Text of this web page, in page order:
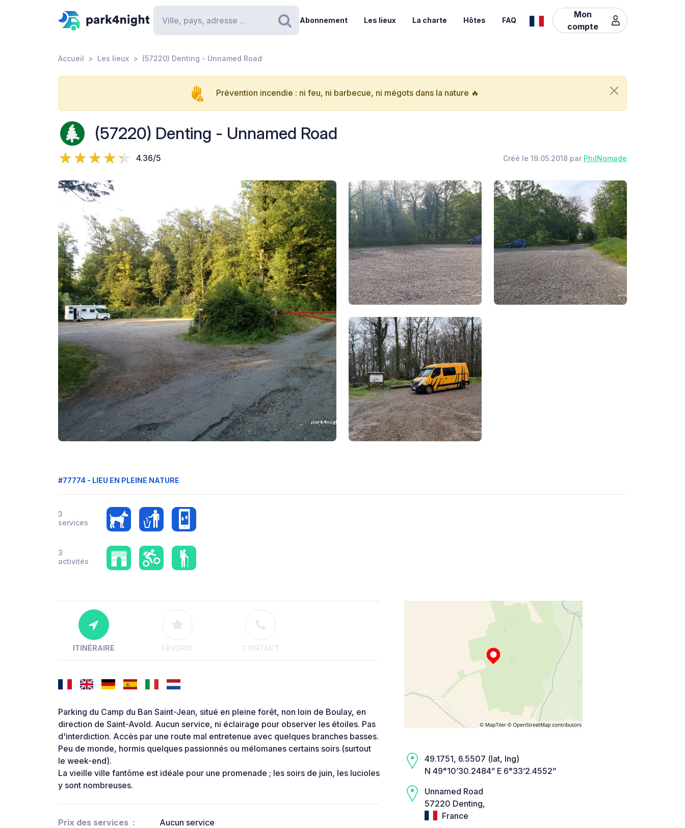
Rechercher
Abonnement Les lieux La charte Hôtes FAQ
Mon
compte
Accueil Les lieux (57220) Denting - Unnamed Road
Prévention incendie : ni feu, ni barbecue, ni mégots dans la nature 🔥
(57220) Denting - Unnamed Road
4.36/5 Créé le 19.05.2018 par PhilNomade
#77774 - LIEU EN PLEINE NATURE
3
services
3
activités
ITINÉRAIRE FAVORIS CONTACT
Parking du Camp du Ban Saint-Jean, situé en pleine forêt, non loin de Boulay, en
direction de Saint-Avold. Aucun service, ni éclairage pour observer les étoiles. Pas
d'interdiction. Accès par une route mal entretenue avec quelques branches basses.
Peu de monde, hormis quelques passionnés ou mélomanes certains soirs (surtout
le week-end).
La vieille ville fantôme est idéale pour une promenade ; les soirs de juin, les lucioles
y sont nombreuses.
Prix des services
Aucun service
49.1751, 6.5507 (lat, lng)
N 49°10’30.2484” E 6°33’2.4552”
Unnamed Road
57220 Denting,
France